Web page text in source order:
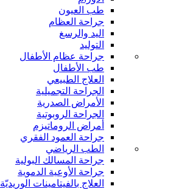
طب العيون
جراحة العظام
اليد والرسغ
التوليد
جراحة عظام الأطفال
طب الأطفال
العلاج الطبيعي
الجراحة التجميلية
الأمراض الصدرية
الجراحة الروبوتية
أمراض الروماتيزم
جراحة العمود الفقري
الطب الرياضي
جراحة المسالك البولية
جراحة الأوعية الدموية
العلاج بالفيتامينات الوريديّة